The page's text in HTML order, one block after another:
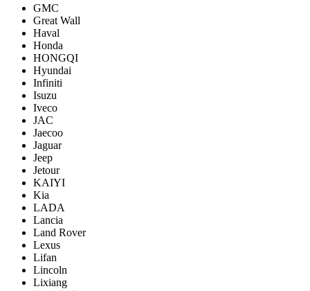
GMC
Great Wall
Haval
Honda
HONGQI
Hyundai
Infiniti
Isuzu
Iveco
JAC
Jaecoo
Jaguar
Jeep
Jetour
KAIYI
Kia
LADA
Lancia
Land Rover
Lexus
Lifan
Lincoln
Lixiang